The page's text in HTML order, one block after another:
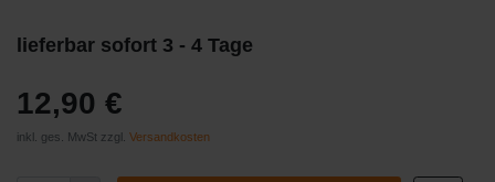
lieferbar sofort 3 - 4 Tage
12,90 €
inkl. ges. MwSt zzgl. Versandkosten